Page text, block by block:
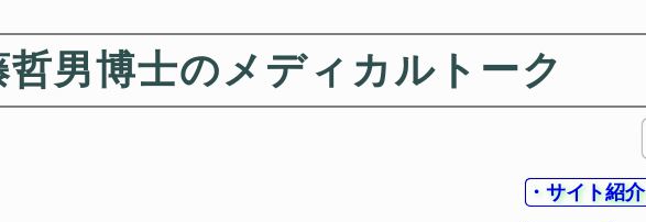
哲男博士のメディカルトーク
・サイト紹介